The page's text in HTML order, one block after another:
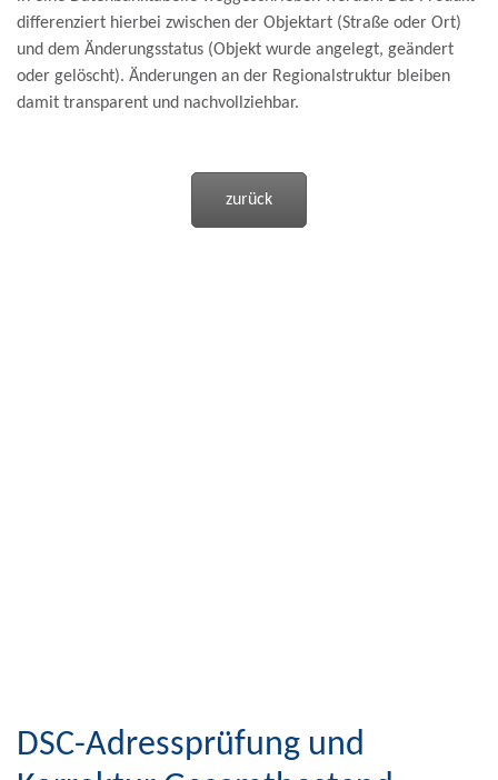
differenziert hierbei zwischen der Objektart (Straße oder Ort)
und dem Änderungsstatus (Objekt wurde angelegt, geändert
oder gelöscht). Änderungen an der Regionalstruktur bleiben
damit transparent und nachvollziehbar.
zurück
DSC-Adressprüfung und